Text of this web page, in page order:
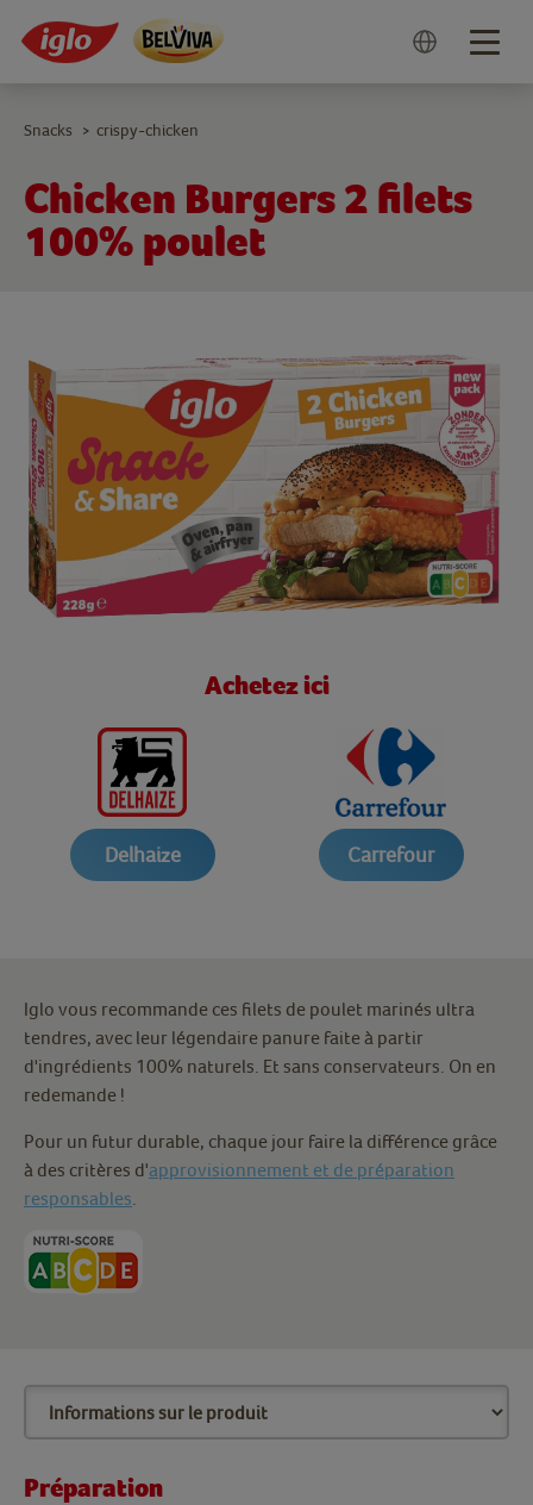
Chicken Burgers 2 filets
100% poulet
Snacks > crispy-chicken
Achetez ici
Delhaize Carrefour
Iglo vous recommande ces filets de poulet marinés ultra
tendres, avec leur légendaire panure faite à partir
d'ingrédients 100% naturels. Et sans conservateurs. On en
redemande !
Pour un futur durable, chaque jour faire la différence grâce
à des critères d'approvisionnement et de préparation
responsables
Préparation